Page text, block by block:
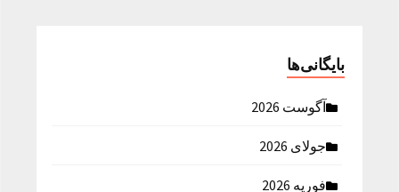
بایگانی‌ها
آگوست 2026
جولای 2026
فوریه 2026